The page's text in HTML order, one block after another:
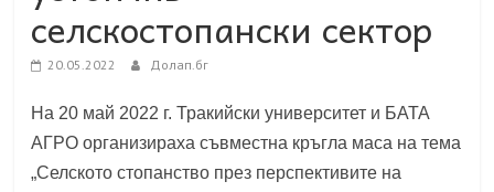
селскостопански сектор
20.05.2022 Долап.бг
На 20 май 2022 г.Тракийски университет и БАТА
АГРО организираха съвместна кръгла маса на тема
„Селското стопанство през перспективите на